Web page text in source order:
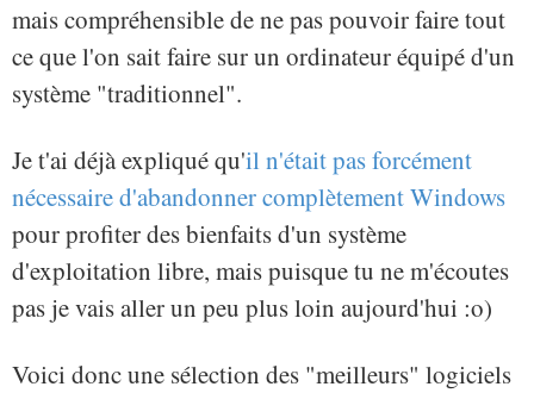
mais compréhensible de ne pas pouvoir faire tout
ce que l'on sait faire sur un ordinateur équipé d'un
système "traditionnel".
Je t'ai déjà expliqué qu'il n'était pas forcément
nécessaire d'abandonner complètement Windows
pour profiter des bienfaits d'un système
d'exploitation libre, mais puisque tu ne m'écoutes
pas je vais aller un peu plus loin aujourd'hui :o)
Voici donc une sélection des "meilleurs" logiciels